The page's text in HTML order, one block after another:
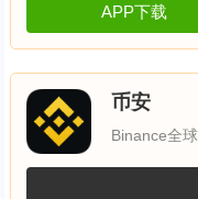
APP下载
币安
Binance全